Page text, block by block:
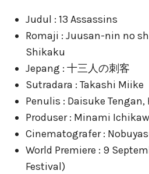
Judul : 13 Assassins
Romaji : Juusan-nin no
Shikaku
Jepang : 十三人の刺客
Sutradara : Takashi Miike
Penulis : Daisuke
Produser : Minami
Cinematografer :
World Premiere : 9
Festival)